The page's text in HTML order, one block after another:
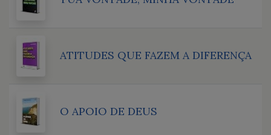
ATITUDES QUE FAZEM A DIFERENÇA
O APOIO DE DEUS